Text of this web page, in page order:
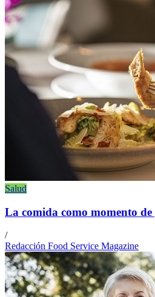
Salud
La comida como momento
/
Redacción Food Service Magazine